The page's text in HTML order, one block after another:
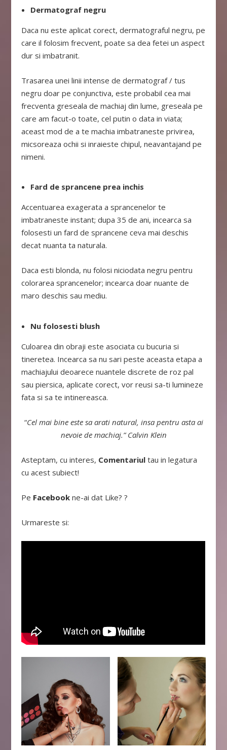
Dermatograf negru
Daca nu este aplicat corect, dermatograful negru, pe
care il folosim frecvent, poate sa dea fetei un aspect
dur si imbatranit.
Trasarea unei linii intense de dermatograf / tus
negru doar pe conjunctiva, este probabil cea mai
frecventa greseala de machiaj din lume, greseala pe
care am facut-o toate, cel putin o data in viata;
aceast mod de a te machia imbatraneste privirea,
micsoreaza ochii si inraieste chipul, neavantajand pe
nimeni.
Fard de sprancene prea inchis
Accentuarea exagerata a sprancenelor te
imbatraneste instant; dupa 35 de ani, incearca sa
folosesti un fard de sprancene ceva mai deschis
decat nuanta ta naturala.
Daca esti blonda, nu folosi niciodata negru pentru
colorarea sprancenelor; incearca doar nuante de
maro deschis sau mediu.
Nu folosesti blush
Culoarea din obraji este asociata cu bucuria si
tineretea. Incearca sa nu sari peste aceasta etapa a
machiajului deoarece nuantele discrete de roz pal
sau piersica, aplicate corect, vor reusi sa-ti lumineze
fata si sa te intinereasca.
“Cel mai bine este sa arati natural, insa pentru asta ai
nevoie de machiaj.” Calvin Klein
Asteptam, cu interes, Comentariul tau in legatura
cu acest subiect!
Pe Facebook ne-ai dat Like? ?
Urmareste si: